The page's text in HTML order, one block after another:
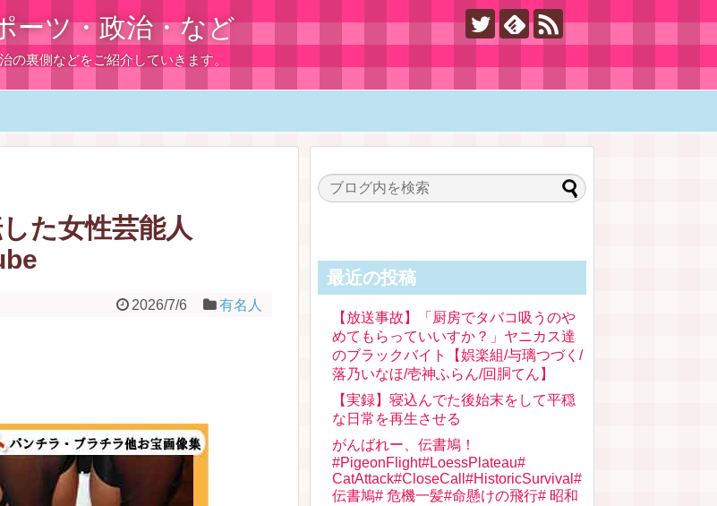
ーツ・政治・など
の裏側などをご紹介していきます。
た女性芸能人
2026/7/6 有名人
最近の投稿
【放送事故】「厨房でタバコ吸うのや
めてもらっていいすか？」ヤニカス達
のブラックバイト【娯楽組/与璃つづく/
落乃いなほ/壱神ふらん/回胴てん】
【実録】寝込んでた後始末をして平穏
な日常を再生させる
がんばれー、伝書鳩！
#PigeonFlight#LoessPlateau#
CatAttack#CloseCall#HistoricSurvival#
伝書鳩# 危機一髪#命懸けの飛行# 昭和